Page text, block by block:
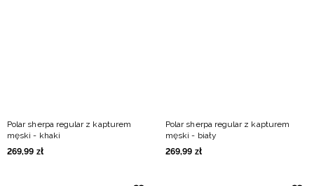
Polar sherpa regular z kapturem
męski - khaki
269,99 zł
Polar sherpa regular z kapturem
męski - biały
269,99 zł